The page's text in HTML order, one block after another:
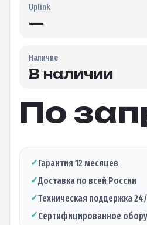
Uplink
—
Наличие
В наличии
По
✓Гарантия 12 месяцев
✓Доставка по всей России
✓Техническая поддержка
✓Сертифицированное